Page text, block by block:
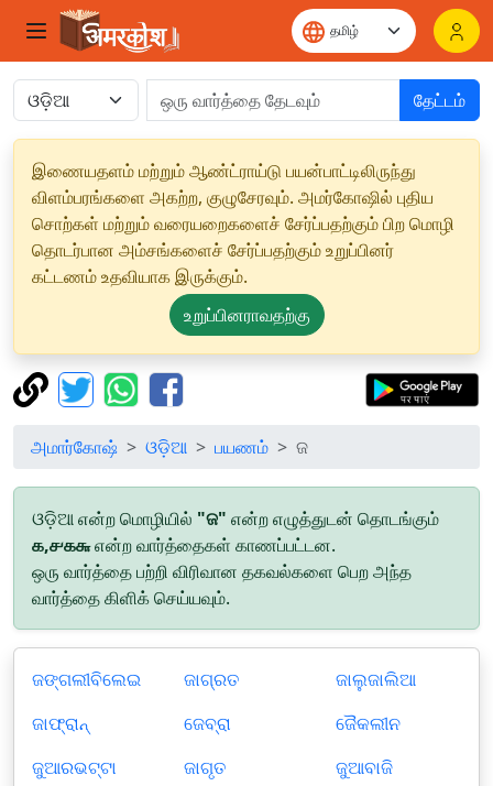
தேட்டம்
இணையதளம் மற்றும் ஆண்ட்ராய்டு பயன்பாட்டிலிருந்து
விளம்பரங்களை அகற்ற, குழுசேரவும். அமர்கோஷில் புதிய
சொற்கள் மற்றும் வரையறைகளைச் சேர்ப்பதற்கும் பிற மொழி
தொடர்பான அம்சங்களைச் சேர்ப்பதற்கும் உறுப்பினர்
கட்டணம் உதவியாக இருக்கும்.
உறுப்பினராவதற்கு
அமார்கோஷ் ଓଡ଼ିଆ பயணம் ଜ
ଓଡ଼ିଆ என்ற மொழியில் "ଜ" என்ற எழுத்துடன் தொடங்கும்
௧,௪௧௬என்ற வார்த்தைகள் காணப்பட்டன.
ஒரு வார்த்தை பற்றி விரிவான தகவல்களை பெற அந்த
வார்த்தை கிளிக் செய்யவும்.
ଜଙ୍ଗଲୀବିଲେଇ
ଜାଫ୍ରାନ୍
ଜୁଆରଭଟ୍ଟା
ଜାଗ୍ରତ
ଜେବ୍ରା
ଜାଗୃତ
ଜାଲୁଜାଲିଆ
ଜୈକଲୀନ
ଜୁଆବାଜି